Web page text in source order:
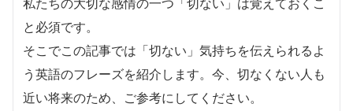
と必須です。
そこでこの記事では「切ない」気持ちを伝えられるよ
う英語のフレーズを紹介します。今、切なくない人も
近い将来のため、ご参考にしてください。